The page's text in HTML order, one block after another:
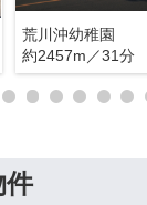
荒川沖幼稚園
約2457m／31分
件